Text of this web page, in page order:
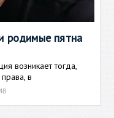
родимые пятна
возникает тогда,
в